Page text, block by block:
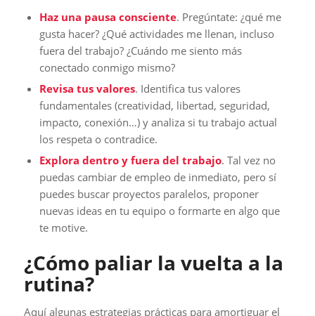
Haz una pausa consciente. Pregúntate: ¿qué me
gusta hacer? ¿Qué actividades me llenan, incluso
fuera del trabajo? ¿Cuándo me siento más
conectado conmigo mismo?
Revisa tus valores. Identifica tus valores
fundamentales (creatividad, libertad, seguridad,
impacto, conexión…) y analiza si tu trabajo actual
los respeta o contradice.
Explora dentro y fuera del trabajo. Tal vez no
puedas cambiar de empleo de inmediato, pero sí
puedes buscar proyectos paralelos, proponer
nuevas ideas en tu equipo o formarte en algo que
te motive.
¿Cómo paliar la vuelta a la
rutina?
Aquí algunas estrategias prácticas para amortiguar el